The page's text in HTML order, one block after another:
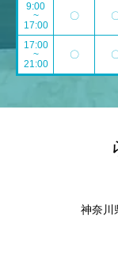
9:00
~
17:00
〇
17:00
~
21:00
〇
神奈川